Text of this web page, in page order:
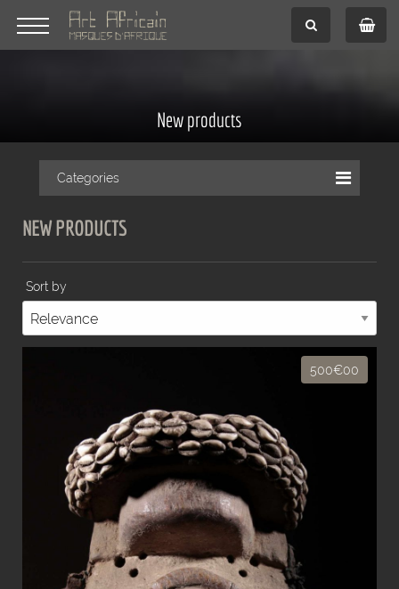
New products
Categories
NEW PRODUCTS
Sort by
500€00